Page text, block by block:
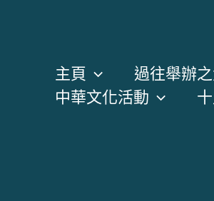
主頁 過往舉辦
中華文化活動